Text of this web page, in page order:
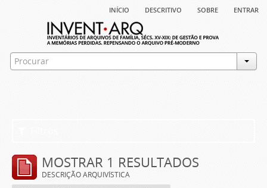
início descritivo sobre entrar
MOSTRAR 1 RESULTADOS
DESCRIÇÃO ARQUIVÍSTICA